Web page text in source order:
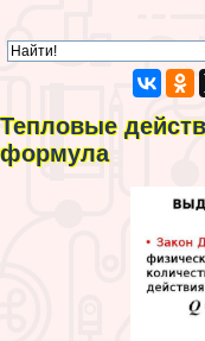
Тепловые
формула